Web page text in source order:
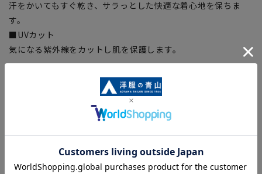
汗をかいてもすぐ乾き、サラっとした快適な着心地を保ちま
す。
■UVカット
気になる紫外線をカットし肌を保護します。
【シルエット】《やや細め(スッキリ)》(当社比)
【商品に関するご注意】
■ゆとり感には個人差があります。サイズ表を確認の上、ご購
入の目安としてご利用ください。
■ブラウザやお使いのモニター環境、室内外等の撮影時の環境
下での光加減により、実際の商品と掲載画像の色味が異なる場